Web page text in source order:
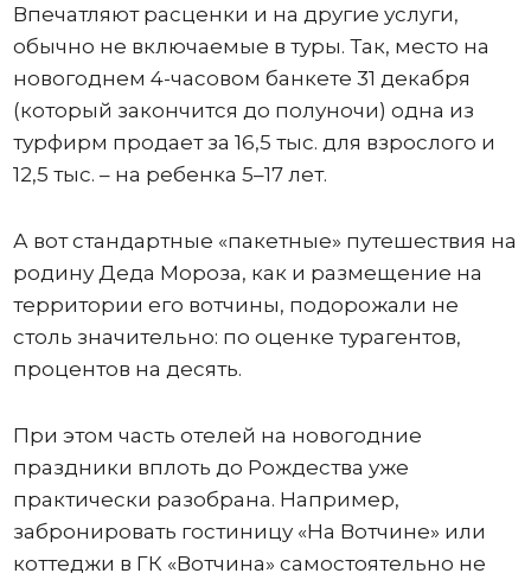
Впечатляют расценки и на другие услуги,
обычно не включаемые в туры. Так, место на
новогоднем 4-часовом банкете 31 декабря
(который закончится до полуночи) одна из
турфирм продает за 16,5 тыс. для взрослого и
12,5 тыс. – на ребенка 5–17 лет.
А вот стандартные «пакетные» путешествия на
родину Деда Мороза, как и размещение на
территории его вотчины, подорожали не
столь значительно: по оценке турагентов,
процентов на десять.
При этом часть отелей на новогодние
праздники вплоть до Рождества уже
практически разобрана. Например,
забронировать гостиницу «На Вотчине» или
коттеджи в ГК «Вотчина» самостоятельно не